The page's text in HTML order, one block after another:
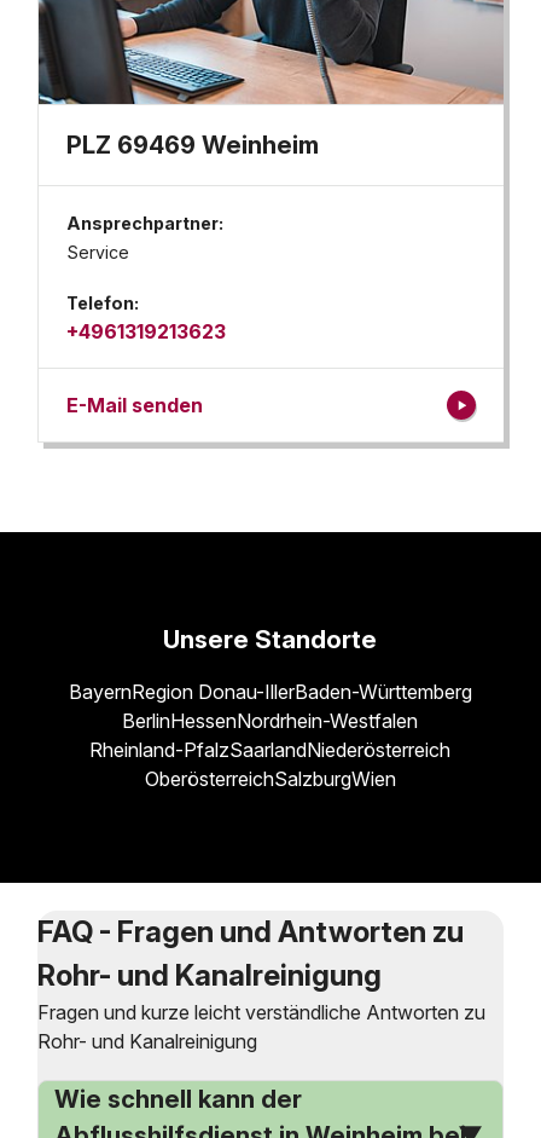
PLZ 69469 Weinheim
Ansprechpartner:
Service
Telefon:
+4961319213623
E-Mail senden
Unsere Standorte
BayernRegion Donau-IllerBaden-Württemberg
BerlinHessenNordrhein-Westfalen
Rheinland-PfalzSaarlandNiederösterreich
OberösterreichSalzburgWien
FAQ - Fragen und Antworten zu
Rohr- und Kanalreinigung
Fragen und kurze leicht verständliche Antworten zu
Rohr- und Kanalreinigung
Wie schnell kann der